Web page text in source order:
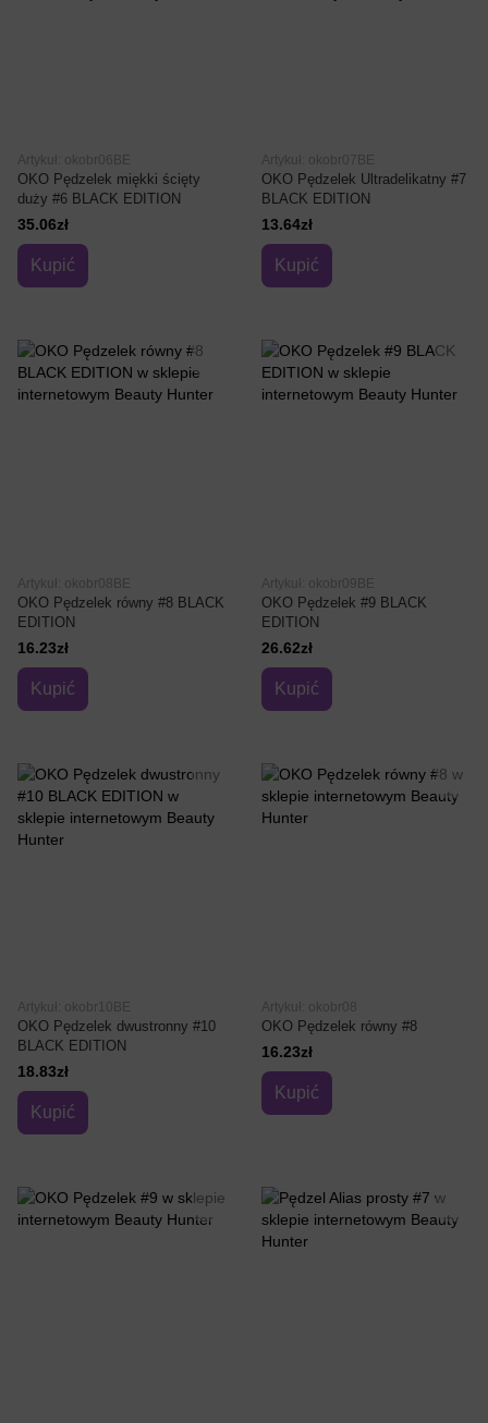
Artykuł: okobr06BE
OKO Pędzelek miękki ścięty
duży #6 BLACK EDITION
35.06zł
Kupić
Artykuł: okobr07BE
OKO Pędzelek Ultradelikatny #7
BLACK EDITION
13.64zł
Kupić
Artykuł: okobr08BE
OKO Pędzelek równy #8 BLACK
EDITION
16.23zł
Kupić
Artykuł: okobr09BE
OKO Pędzelek #9 BLACK
EDITION
26.62zł
Kupić
Artykuł: okobr10BE
OKO Pędzelek dwustronny #10
BLACK EDITION
18.83zł
Kupić
Artykuł: okobr08
OKO Pędzelek równy #8
16.23zł
Kupić